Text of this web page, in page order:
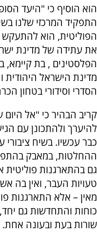
הוא הוסיף כי "היעד
התפקיד המרכזי שלנו
הפוליטית, הוא
את עתידה של מדינת
הפלסטינים , בת קיימא,
מדינת הישראל היהודית
הסדרי וסידורי בטחון
קריב הבהיר כי "אל
להיערך ולהתכונן עם
כבר עכשיו. בשיח
ההחלטות, במאבק
גם בהתארגנות פוליטית
טעויות העבר, ואין בה
מאין – אלא התארגנות
כוחות והתחדשות גם
שורות בעת ובעונה